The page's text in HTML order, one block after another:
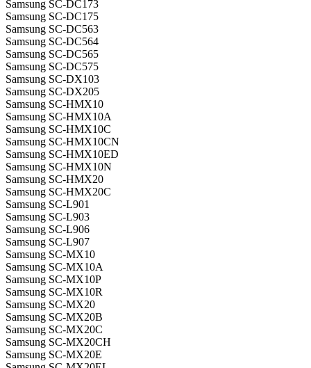
Samsung SC-DC173
Samsung SC-DC175
Samsung SC-DC563
Samsung SC-DC564
Samsung SC-DC565
Samsung SC-DC575
Samsung SC-DX103
Samsung SC-DX205
Samsung SC-HMX10
Samsung SC-HMX10A
Samsung SC-HMX10C
Samsung SC-HMX10CN
Samsung SC-HMX10ED
Samsung SC-HMX10N
Samsung SC-HMX20
Samsung SC-HMX20C
Samsung SC-L901
Samsung SC-L903
Samsung SC-L906
Samsung SC-L907
Samsung SC-MX10
Samsung SC-MX10A
Samsung SC-MX10P
Samsung SC-MX10R
Samsung SC-MX20
Samsung SC-MX20B
Samsung SC-MX20C
Samsung SC-MX20CH
Samsung SC-MX20E